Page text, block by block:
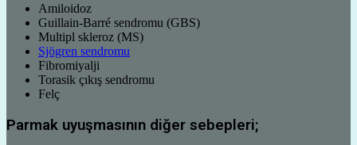
Amiloidoz
Guillain-Barré sendromu (GBS)
Multipl skleroz (MS)
Sjögren sendromu
Fibromiyalji
Torasik çıkış sendromu
Felç
Parmak uyuşmasının diğer sebepleri;